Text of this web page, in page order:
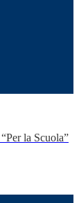
la Scuola”